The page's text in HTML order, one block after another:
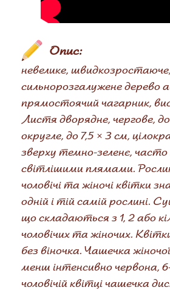
Опис:
невелике, швидкозростаюче,
сильнорозгалужене дерево
прямостоячий чагарник,
Листя дворядне, чергове,
округле, до 7,5 × 3 см,
зверху темно-зеленє, часто
світлішими плямами.
чоловічі та жіночі квітки
одній і тій самій рослині.
що складаються з 1, 2 або
чоловічих та жіночих.
без віночка. Чашечка
менш інтенсивно червона,
чоловічій квітці чашечка